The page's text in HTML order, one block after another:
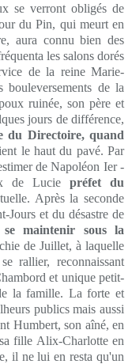
se verront obligés de
du Pin, qui meurt en
aura connu bien des
les salons dorés
de la reine Marie-
de la
ruinée, son père et
jours de différence,
du Directoire, quand
le haut du pavé. Par
de Napoléon Ier -
de Lucie préfet du
Après la seconde
Jours et du désastre de
se maintenir sous la
de Juillet, à laquelle
rallier, reconnaissant
et unique petit-
la famille. La forte et
publics mais aussi
Humbert, son aîné, en
fille Alix-Charlotte en
il ne lui en resta qu'un